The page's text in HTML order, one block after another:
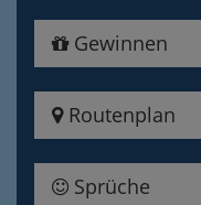
Gewinnen
Routenplan
Sprüche